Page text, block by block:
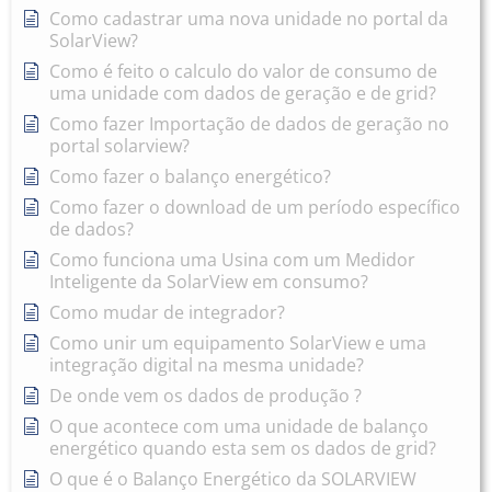
Como cadastrar uma nova unidade no portal da
SolarView?
Como é feito o calculo do valor de consumo de
uma unidade com dados de geração e de grid?
Como fazer Importação de dados de geração no
portal solarview?
Como fazer o balanço energético?
Como fazer o download de um período específico
de dados?
Como funciona uma Usina com um Medidor
Inteligente da SolarView em consumo?
Como mudar de integrador?
Como unir um equipamento SolarView e uma
integração digital na mesma unidade?
De onde vem os dados de produção ?
O que acontece com uma unidade de balanço
energético quando esta sem os dados de grid?
O que é o Balanço Energético da SOLARVIEW